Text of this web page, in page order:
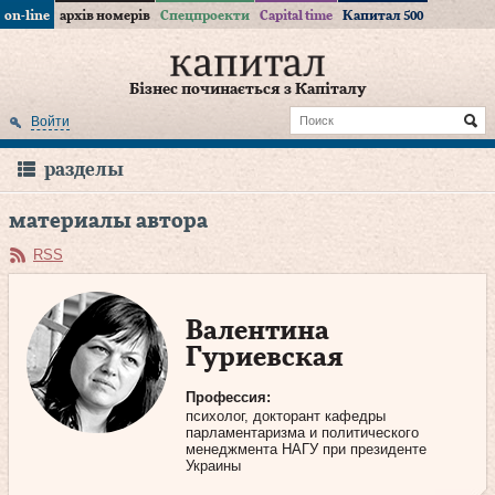
on-line архів номерів Спецпроекти Capital time Капитал 500
Бізнес починається з Капіталу
Войти
разделы
материалы автора
RSS
Валентина
Гуриевская
Профессия:
психолог, докторант кафедры
парламентаризма и политического
менеджмента НАГУ при президенте
Украины